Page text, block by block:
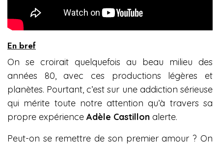
En bref
On se croirait quelquefois au beau milieu des
années 80, avec ces productions légères et
planètes. Pourtant, c’est sur une addiction sérieuse
qui mérite toute notre attention qu’à travers sa
propre expérienceAdèle Castillon alerte.
Peut-on se remettre de son premier amour ? On